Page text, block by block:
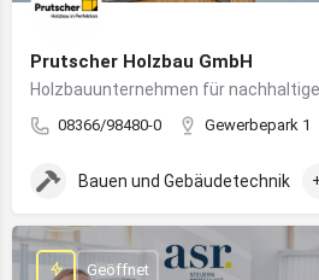
Prutscher Holzbau GmbH
08366/98480-0 Gewerbepark 1
Bauen und Gebäudetechnik
Geöffnet